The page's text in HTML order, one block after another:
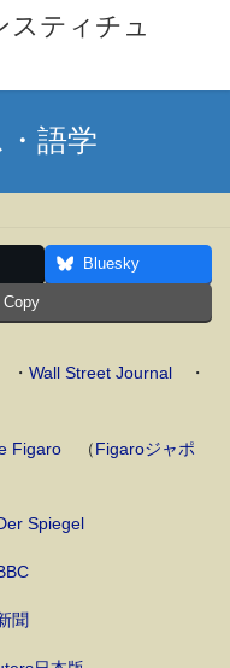
スティチュ
語学
Bluesky
Copy
・ Wall Street Journal ・
Figaro （Figaroジャポ
Spiegel
聞